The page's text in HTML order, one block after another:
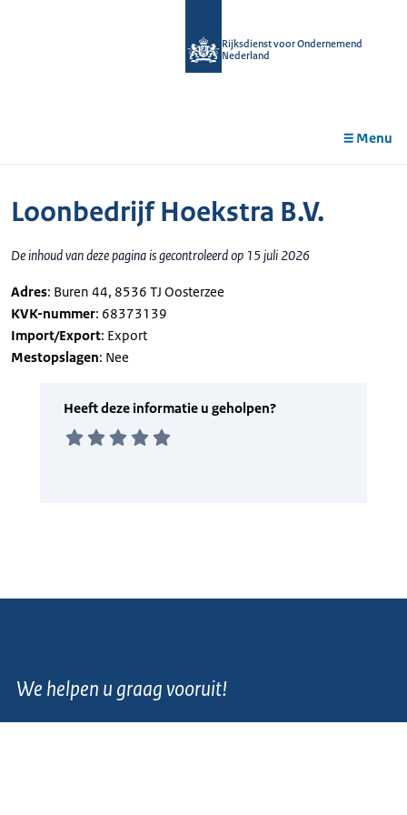
Rijksdienst voor Ondernemend
Nederland
Menu
Loonbedrijf Hoekstra B.V.
De inhoud van deze pagina is gecontroleerd op 15 juli 2026
Adres: Buren 44, 8536 TJ Oosterzee
KVK-nummer: 68373139
Import/Export: Export
Mestopslagen: Nee
We helpen u graag vooruit!